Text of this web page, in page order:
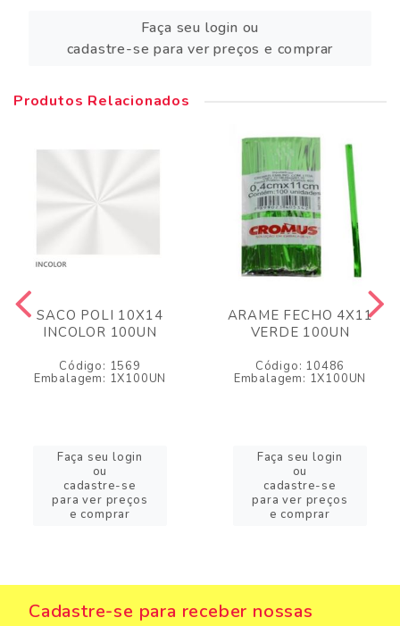
Faça seu login ou
cadastre-se para ver preços e comprar
Produtos Relacionados
SACO POLI 10X14
INCOLOR 100UN
Código: 1569
Embalagem: 1X100UN
Faça seu login
ou
cadastre-se
para ver preços
e comprar
ARAME FECHO 4X11
VERDE 100UN
Código: 10486
Embalagem: 1X100UN
Faça seu login
ou
cadastre-se
para ver preços
e comprar
Cadastre-se para receber nossas